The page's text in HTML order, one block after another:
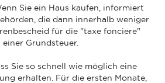
Sie ein Haus kaufen, informiert
die dann innerhalb weniger
für die "taxe fonciere"
Grundsteuer.
Sie so schnell wie möglich eine
erhalten. Für die ersten Monate,